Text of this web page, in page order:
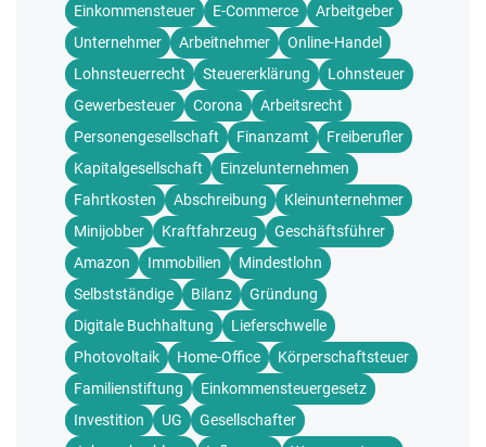
Einkommensteuer
E-Commerce
Arbeitgeber
Unternehmer
Arbeitnehmer
Online-Handel
Lohnsteuerrecht
Steuererklärung
Lohnsteuer
Gewerbesteuer
Corona
Arbeitsrecht
Personengesellschaft
Finanzamt
Freiberufler
Kapitalgesellschaft
Einzelunternehmen
Fahrtkosten
Abschreibung
Kleinunternehmer
Minijobber
Kraftfahrzeug
Geschäftsführer
Amazon
Immobilien
Mindestlohn
Selbstständige
Bilanz
Gründung
Digitale Buchhaltung
Lieferschwelle
Photovoltaik
Home-Office
Körperschaftsteuer
Familienstiftung
Einkommensteuergesetz
Investition
UG
Gesellschafter